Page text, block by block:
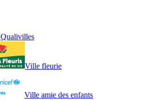
Qualivilles
Ville fleurie
Ville amie des enfants